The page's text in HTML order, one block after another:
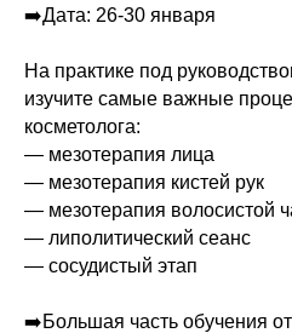
➡️Дата: 26-30 января
На практике под
изучите самые важные
косметолога:
— мезотерапия лица
— мезотерапия кистей рук
— мезотерапия волосистой
— липолитический сеанс
— сосудистый этап
➡️Большая часть обучения